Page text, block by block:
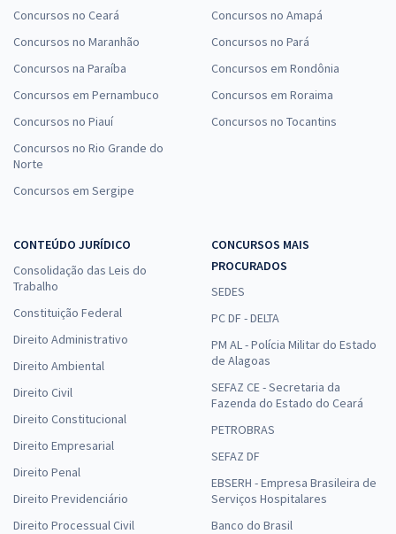
Concursos no Ceará
Concursos no Maranhão
Concursos na Paraíba
Concursos em Pernambuco
Concursos no Piauí
Concursos no Rio Grande do
Norte
Concursos em Sergipe
Concursos no Amapá
Concursos no Pará
Concursos em Rondônia
Concursos em Roraima
Concursos no Tocantins
CONTEÚDO JURÍDICO
Consolidação das Leis do
Trabalho
Constituição Federal
Direito Administrativo
Direito Ambiental
Direito Civil
Direito Constitucional
Direito Empresarial
Direito Penal
Direito Previdenciário
Direito Processual Civil
CONCURSOS MAIS
PROCURADOS
SEDES
PC DF - DELTA
PM AL - Polícia Militar do Estado
de Alagoas
SEFAZ CE - Secretaria da
Fazenda do Estado do Ceará
PETROBRAS
SEFAZ DF
EBSERH - Empresa Brasileira de
Serviços Hospitalares
Banco do Brasil